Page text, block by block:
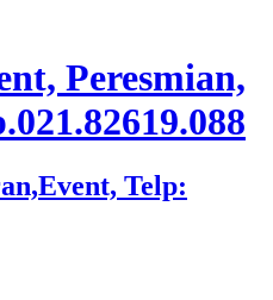
Peresmian,
Telp: